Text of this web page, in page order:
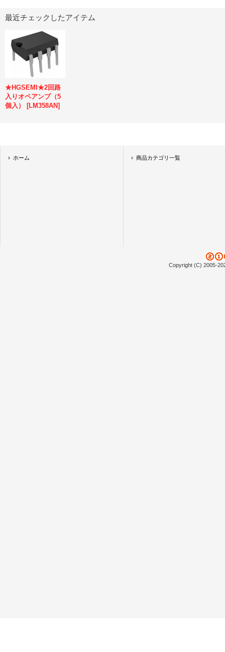
最近チェックしたアイテム
★HGSEMI★2回路
入りオペアンプ（5
個入）
[LM358AN]
ホーム 商品カテゴリ一覧
Copyright (C) 2005-